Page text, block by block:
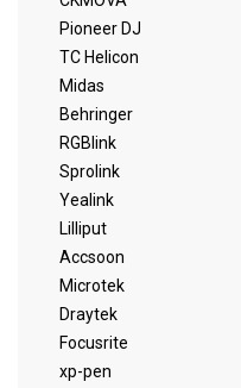
Pioneer DJ
TC Helicon
Midas
Behringer
RGBlink
Sprolink
Yealink
Lilliput
Accsoon
Microtek
Draytek
Focusrite
xp-pen